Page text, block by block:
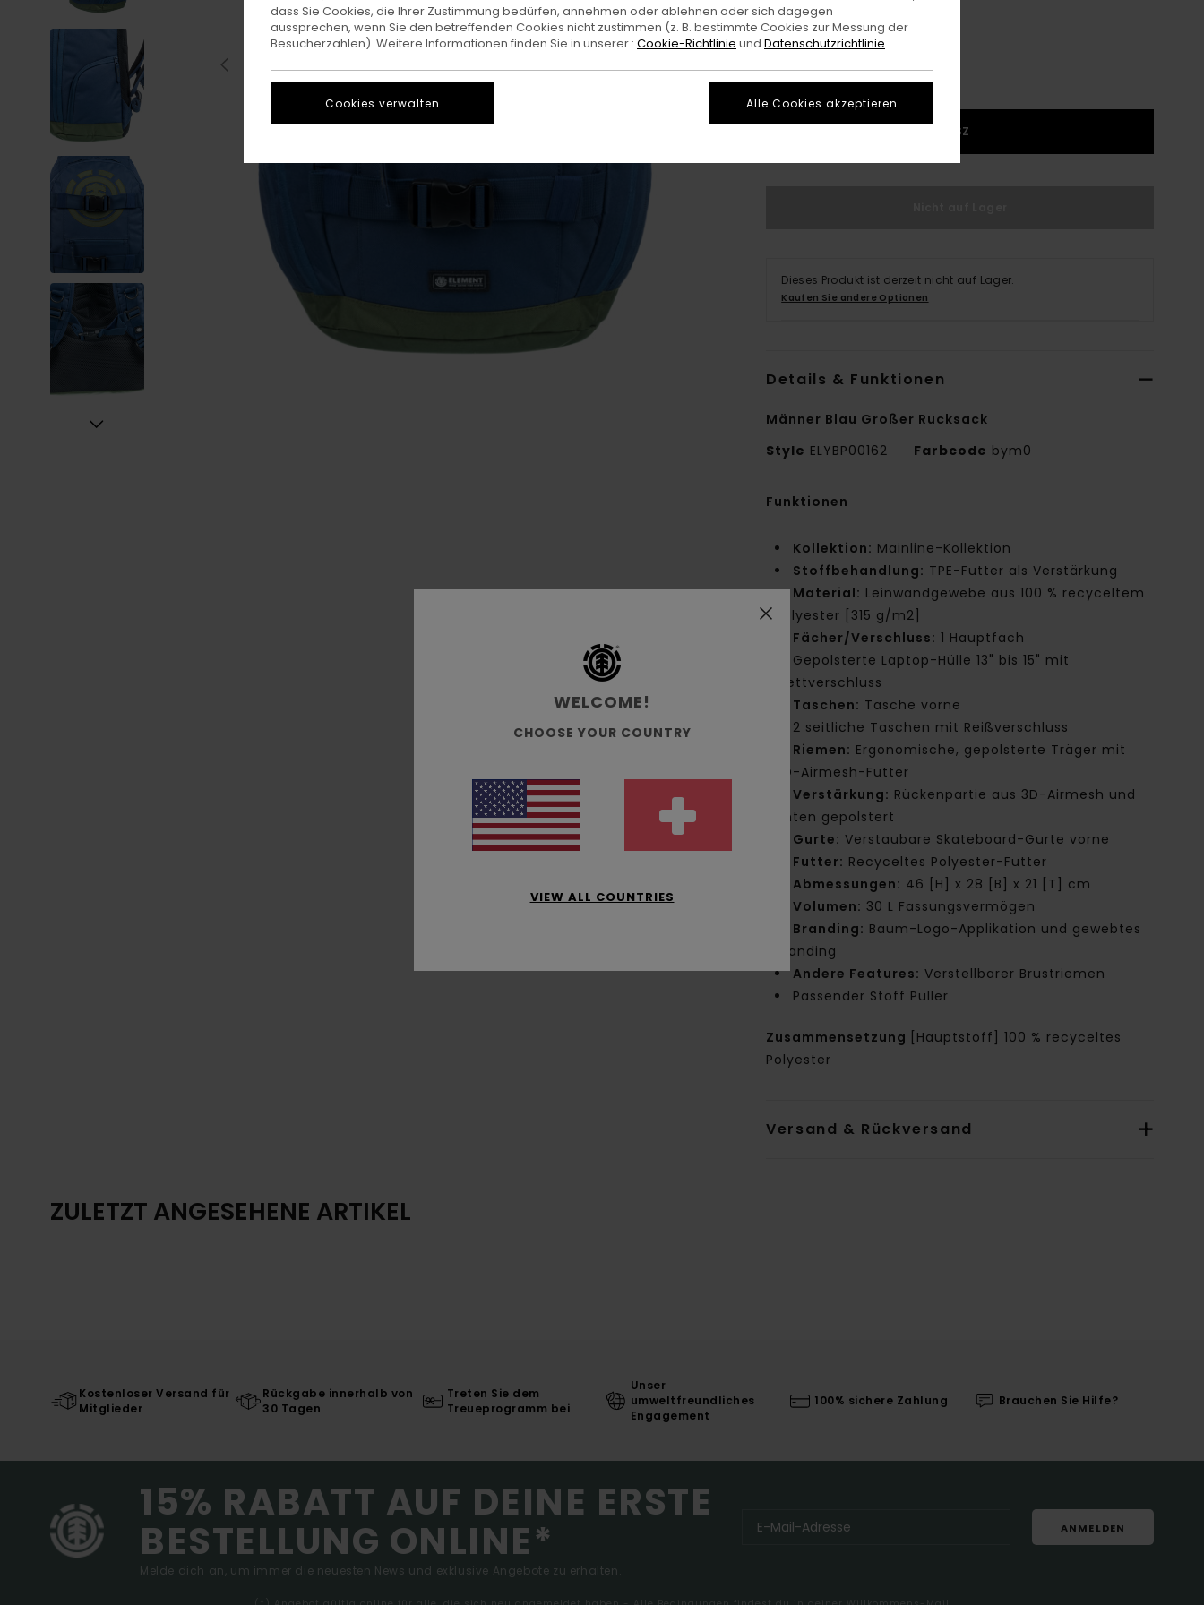
1SZ
Dieses Produkt ist derzeit nicht auf Lager.
Kaufen Sie andere Optionen
Details & Funktionen
Männer Blau Großer Rucksack
Style ELYBP00162 Farbcode bym0
Funktionen
Kollektion: Mainline-Kollektion
Stoffbehandlung: TPE-Futter als Verstärkung
Material: Leinwandgewebe aus 100 % recyceltem
Polyester [315 g/m2]
Fächer/Verschluss: 1 Hauptfach
Gepolsterte Laptop-Hülle 13" bis 15" mit
Klettverschluss
Taschen: Tasche vorne
2 seitliche Taschen mit Reißverschluss
Riemen: Ergonomische, gepolsterte Träger mit
3D-Airmesh-Futter
Verstärkung: Rückenpartie aus 3D-Airmesh und
unten gepolstert
Gurte: Verstaubare Skateboard-Gurte vorne
Futter: Recyceltes Polyester-Futter
Abmessungen: 46 [H] x 28 [B] x 21 [T] cm
Volumen: 30 L Fassungsvermögen
Branding: Baum-Logo-Applikation und gewebtes
Branding
Andere Features: Verstellbarer Brustriemen
Passender Stoff Puller
Zusammensetzung
[Hauptstoff] 100 % recyceltes
Polyester
Versand & Rückversand
ZULETZT ANGESEHENE ARTIKEL
Kostenloser Versand für
Mitglieder
Rückgabe innerhalb von
30 Tagen
Treten Sie dem
Treueprogramm bei
Unser
umweltfreundliches
Engagement
100% sichere Zahlung Brauchen Sie Hilfe?
15% RABATT AUF DEINE ERSTE
BESTELLUNG ONLINE*
Melde dich an, um immer die neuesten News und exklusive Angebote zu erhalten.
ANMELDEN
WELCOME!
CHOOSE YOUR COUNTRY
VIEW ALL COUNTRIES
dass Sie Cookies, die Ihrer Zustimmung bedürfen, annehmen oder ablehnen oder sich dagegen
aussprechen, wenn Sie den betreffenden Cookies nicht zustimmen (z. B. bestimmte Cookies zur Messung der
Besucherzahlen). Weitere Informationen finden Sie in unserer : Cookie-Richtlinie und Datenschutzrichtlinie
Cookies verwalten Alle Cookies akzeptieren